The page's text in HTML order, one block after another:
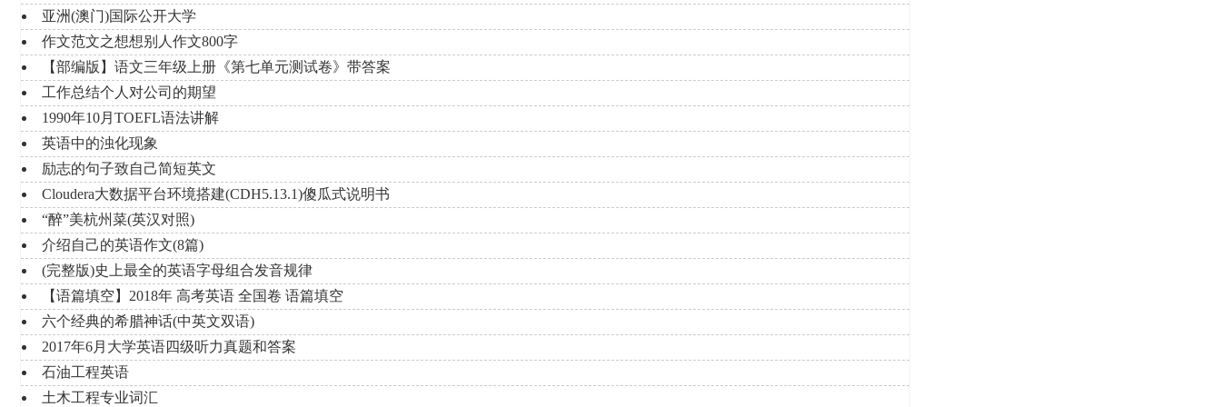
亚洲(澳门)国际公开大学
作文范文之想想别人作文800字
【部编版】语文三年级上册《第七单元测试卷》带答案
工作总结个人对公司的期望
1990年10月TOEFL语法讲解
英语中的浊化现象
励志的句子致自己简短英文
Cloudera大数据平台环境搭建(CDH5.13.1)傻瓜式说明书
“醉”美杭州菜(英汉对照)
介绍自己的英语作文(8篇)
(完整版)史上最全的英语字母组合发音规律
【语篇填空】2018年 高考英语 全国卷 语篇填空
六个经典的希腊神话(中英文双语)
2017年6月大学英语四级听力真题和答案
石油工程英语
土木工程专业词汇